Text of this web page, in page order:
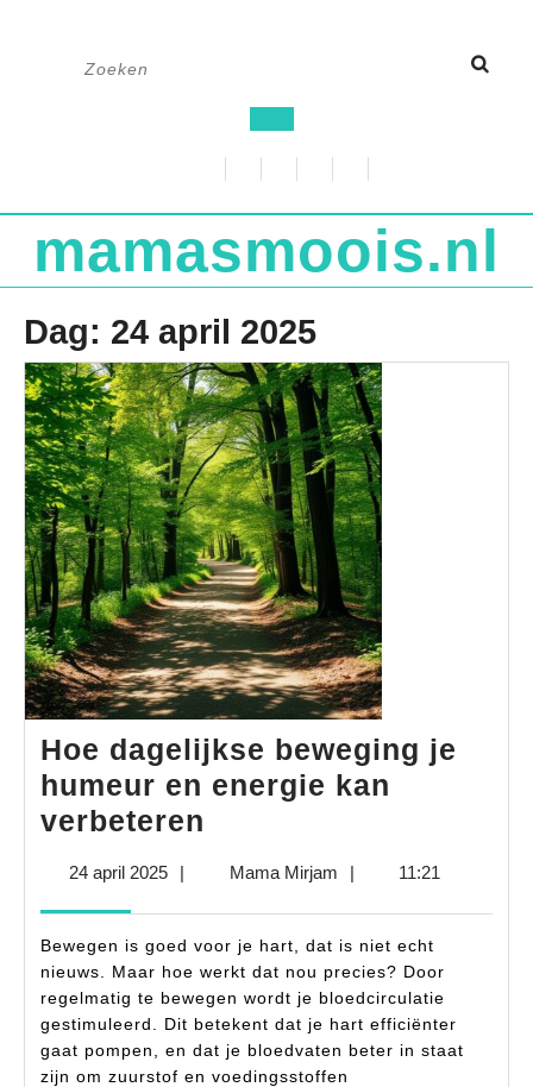
knop
mamasmoois.nl
Dag: 24 april 2025
Hoe dagelijkse beweging je
humeur en energie kan
verbeteren
beweging
humeur
en
energie
kan
24 april 202524| Mama MirjamMama
| 11:21
Bewegen is goed voor je hart, dat is niet echt
nieuws. Maar hoe werkt dat nou precies? Door
regelmatig te bewegen wordt je bloedcirculatie
gestimuleerd. Dit betekent dat je hart efficiënter
gaat pompen, en dat je bloedvaten beter in staat
zijn om zuurstof en voedingsstoffen